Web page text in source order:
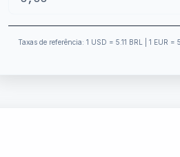
Taxas de referência: 1 USD = 5.11 BRL | 1 EUR =